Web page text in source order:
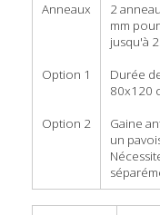
Anneaux
2
mm
jusqu'à
Option 1
Durée
80x120
Option 2
Gaine
un